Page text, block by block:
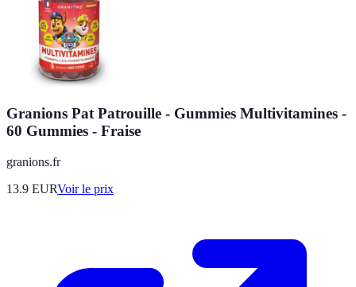
Granions Pat Patrouille - Gummies Multivitamines -
60 Gummies - Fraise
granions.fr
13.9 EURVoir le prix